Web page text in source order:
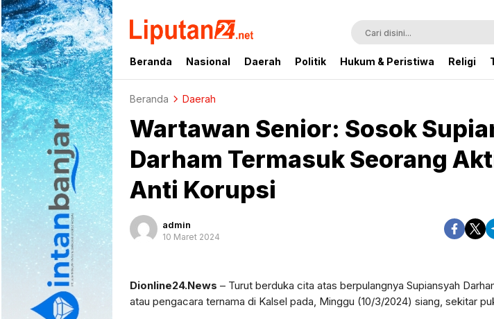
liputan24.net
Beranda Nasional Daerah Politik Hukum & Peristiwa Religi
Beranda Daerah
Wartawan Senior: Sosok
Darham Termasuk Seorang
Anti Korupsi
admin
10 Maret 2024
Dionline24.News – Turut berduka cita atas berpulangnya Supiansyah
atau pengacara ternama di Kalsel pada, Minggu (10/3/2024) siang, sekitar